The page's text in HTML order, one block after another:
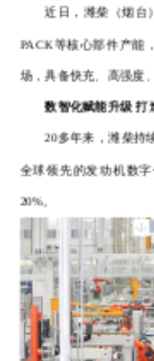
近日，潍柴（烟台
PACK等核心部件产能
场，具备快充、高强度
数智化赋能升级打
20多年来，潍柴持
全球领先的发动机数
20%。